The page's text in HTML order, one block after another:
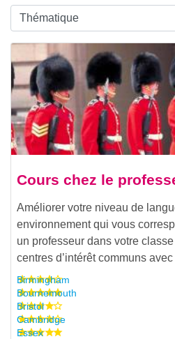
Cours chez le
Améliorer votre niveau de
environnement qui vous
un professeur dans votre
centres d’intérêt communs
Birmingham
Bournemouth
Bristol
Cambridge
Essex